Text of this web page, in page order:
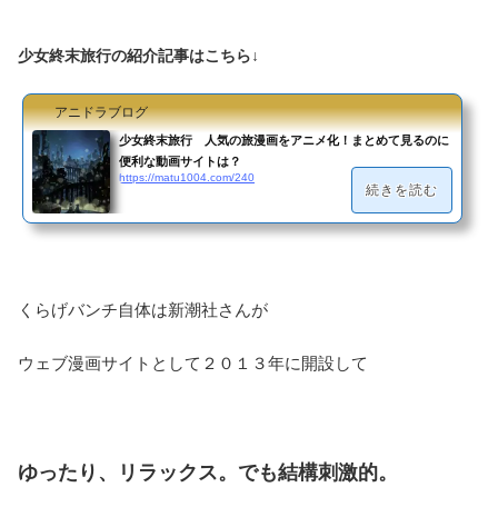
少女終末旅行の紹介記事はこちら↓
アニドラブログ
少女終末旅行 人気の旅漫画をアニメ化！まとめて見るのに
便利な動画サイトは？
https://matu1004.com/240
続きを読む
くらげバンチ自体は新潮社さんが
ウェブ漫画サイトとして２０１３年に開設して
ゆったり、リラックス。でも結構刺激的。